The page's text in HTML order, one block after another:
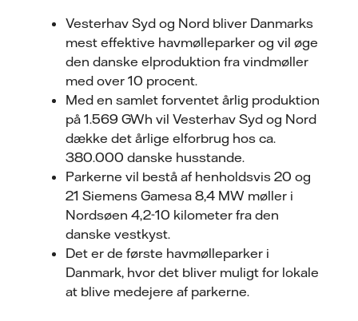
Vesterhav Syd og Nord bliver Danmarks
mest effektive havmølleparker og vil øge
den danske elproduktion fra vindmøller
med over 10 procent.
Med en samlet forventet årlig produktion
på 1.569 GWh vil Vesterhav Syd og Nord
dække det årlige elforbrug hos ca.
380.000 danske husstande.
Parkerne vil bestå af henholdsvis 20 og
21 Siemens Gamesa 8,4 MW møller i
Nordsøen 4,2-10 kilometer fra den
danske vestkyst.
Det er de første havmølleparker i
Danmark, hvor det bliver muligt for lokale
at blive medejere af parkerne.